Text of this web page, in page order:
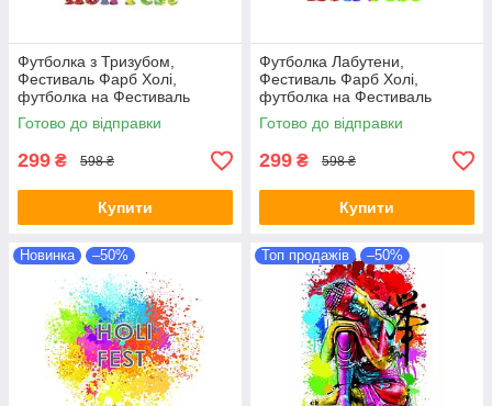
Футболка з Тризубом,
Фестиваль Фарб Холі,
футболка на Фестиваль
Фарб, Рекомендується на
Holi Fest!
Готово до відправки
299 ₴ 598 ₴
Купити
Футболка Лабутени,
Фестиваль Фарб Холі,
футболка на Фестиваль
Фарб, Рекомендується на
Holi Fest!
Готово до відправки
299 ₴ 598 ₴
Купити
Новинка –50% Топ продажів –50%